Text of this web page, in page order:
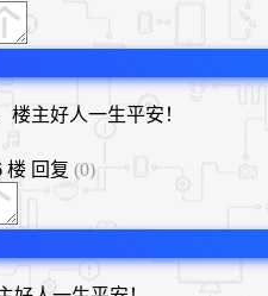
主好人一生平安！
楼 回复 (0)